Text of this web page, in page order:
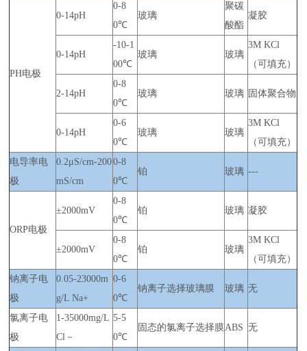
PH电极
0-14pH
0-8
0℃
玻璃
聚碳
酸酯
凝胶
0-14pH
-10-1
00℃
玻璃 玻璃
3M KCl
（可填充）
2-14pH
0-8
0℃
玻璃 玻璃 固体聚合物
0-14pH
0-6
0℃
玻璃 玻璃
3M KCl
（可填充）
电导率电
极
0.2μS/cm-200
mS/cm
0-8
0℃
铂 玻璃 ---
ORP电极
±2000mV
0-8
0℃
铂 玻璃 凝胶
±2000mV
0-8
0℃
铂 玻璃
3M KCl
（可填充）
钠离子电
极
0.05-23000m
g/L Na+
0-6
0℃
钠离子选择玻璃膜 玻璃 无
氯离子电
极
1-35000mg/L
Cl－
5-5
0℃
固态的氯离子选择膜ABS 无